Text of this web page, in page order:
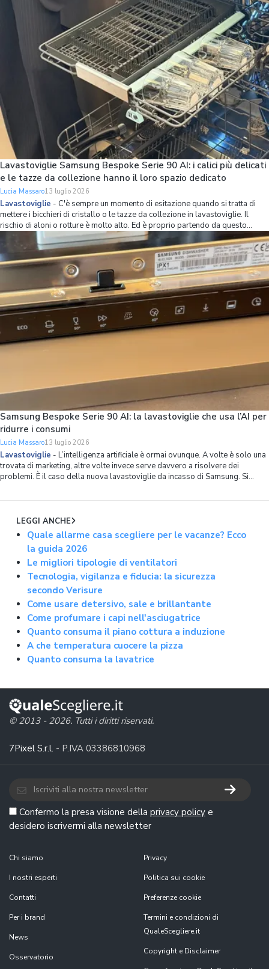
Lavastoviglie Samsung Bespoke Serie 90 AI: i calici più delicati
e le tazze da collezione hanno il loro spazio dedicato
Lucia Massaro13 luglio 2026
Lavastoviglie - C'è sempre un momento di esitazione quando si tratta di
mettere i bicchieri di cristallo o le tazze da collezione in lavastoviglie. Il
rischio di aloni o rotture è molto alto. Ed è proprio partendo da questo
problema che Samsung ha ripensato l’organizzazione dello spazio interno
della lavastov
Samsung Bespoke Serie 90 AI: la lavastoviglie che usa l’AI per
ridurre i consumi
Lucia Massaro13 luglio 2026
Lavastoviglie - L’intelligenza artificiale è ormai ovunque. A volte è solo una
trovata di marketing, altre volte invece serve davvero a risolvere dei
problemi. È il caso della nuova lavastoviglie da incasso di Samsung. Si
modo capillare
LEGGI ANCHE
Quale allarme casa scegliere per le vacanze? Ecco
la guida 2026
Le migliori tipologie di ventilatori
Tecnologia, vigilanza e fiducia: la sicurezza
secondo Verisure
Come usare detersivo, sale e brillantante
Come profumare i capi nell'asciugatrice
Quanto consuma il piano cottura a induzione
A che temperatura cuocere la pizza
Quanto consuma la lavatrice
© 2013 - 2026. Tutti i diritti riservati.
7Pixel S.r.l. - P.IVA 03386810968
Confermo la presa visione della privacy policy e
desidero iscrivermi alla newsletter
Chi siamo
I nostri esperti
Contatti
Per i brand
News
Osservatorio
Privacy
Politica sui cookie
Preferenze cookie
Termini e condizioni di
QualeScegliere.it
Copyright e Disclaimer